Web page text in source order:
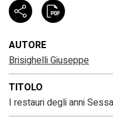
AUTORE
Brisighelli Giuseppe
TITOLO
I restauri degli anni